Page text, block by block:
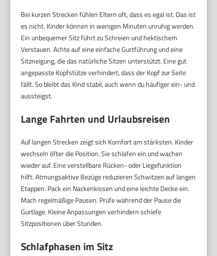
Bei kurzen Strecken fühlen Eltern oft, dass es egal ist. Das ist
es nicht. Kinder können in wenigen Minuten unruhig werden.
Ein unbequemer Sitz führt zu Schreien und hektischem
Verstauen. Achte auf eine einfache Gurtführung und eine
Sitzneigung, die das natürliche Sitzen unterstützt. Eine gut
angepasste Kopfstütze verhindert, dass der Kopf zur Seite
fällt. So bleibt das Kind stabil, auch wenn du häufiger ein- und
aussteigst.
Lange Fahrten und Urlaubsreisen
Auf langen Strecken zeigt sich Komfort am stärksten. Kinder
wechseln öfter die Position. Sie schlafen ein und wachen
wieder auf. Eine verstellbare Rücken- oder Liegefunktion
hilft. Atmungsaktive Bezüge reduzieren Schwitzen auf langen
Etappen. Pack ein Nackenkissen und eine leichte Decke ein.
Mach regelmäßige Pausen. Prüfe während der Pause die
Gurtlage. Kleine Anpassungen verhindern schiefe
Sitzpositionen über Stunden.
Schlafphasen im Sitz